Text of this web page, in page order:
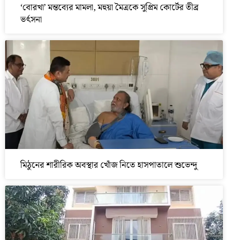
‘বোরখা’ মন্তব্যের মামলা, মহুয়া মৈত্রকে সুপ্রিম কোর্টের তীব্র
ভর্ৎসনা
মিঠুনের শারীরিক অবস্থার খোঁজ নিতে হাসপাতালে শুভেন্দু